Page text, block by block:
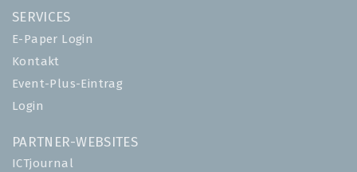
SERVICES
E-Paper Login
Kontakt
Event-Plus-Eintrag
Login
PARTNER-WEBSITES
ICTjournal